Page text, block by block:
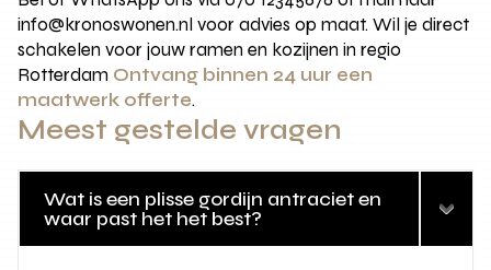
info@kronoswonen.nl voor advies op maat. Wil je direct
schakelen voor jouw ramen en kozijnen in regio
Rotterdam Ontvang binnen 24 uur een
maatwerk offerte.
Meest gestelde vragen
Wat is een plisse gordijn antraciet en
waar past het het best?